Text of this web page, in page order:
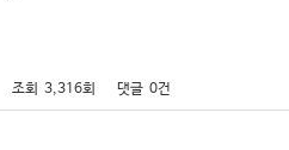
조회 3,316회 댓글 0건